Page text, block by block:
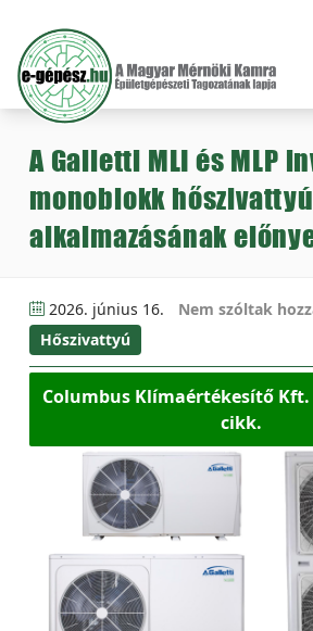
A Galletti MLI és MLP
monoblokk
alkalmazásának
2026. június 16. Nem szóltak
Hőszivattyú
Columbus Klímaértékesítő
cikk.